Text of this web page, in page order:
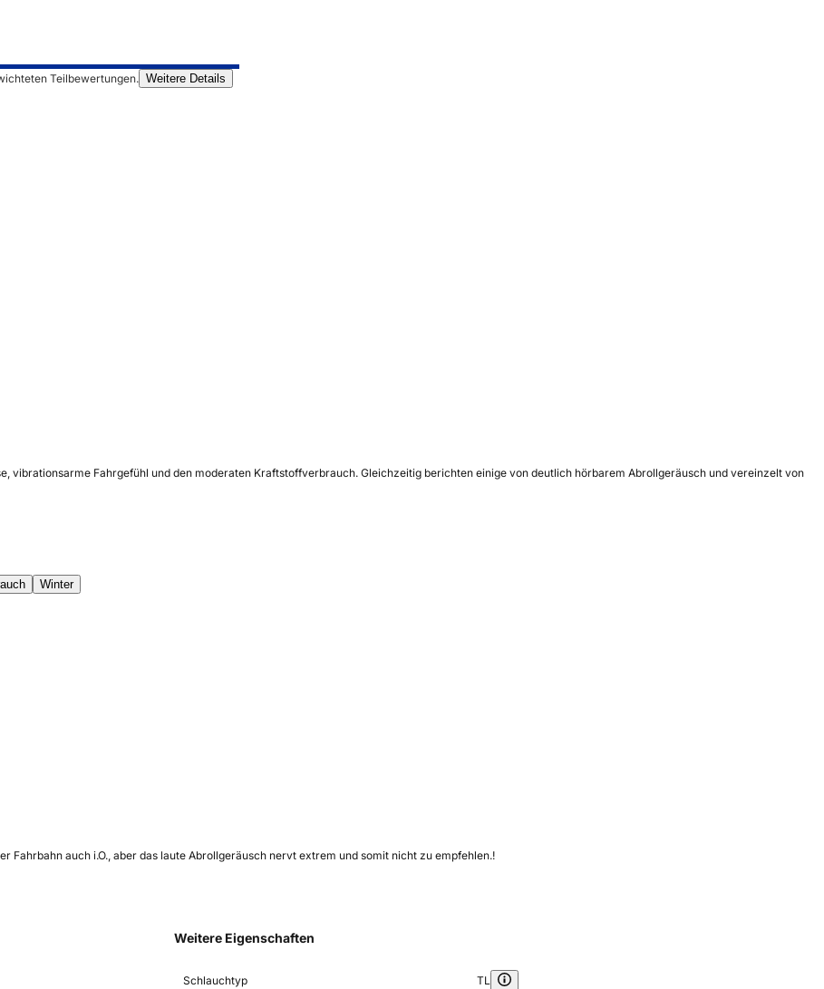
Teilbewertungen. Weitere Details
vibrationsarme Fahrgefühl und den moderaten Kraftstoffverbrauch. Gleichzeitig berichten einige von deutlich hörbarem Abrollgeräusch und vereinzelt von
Winter
Fahrbahn auch i.O., aber das laute Abrollgeräusch nervt extrem und somit nicht zu empfehlen.!
Weitere Eigenschaften
Schlauchtyp TL